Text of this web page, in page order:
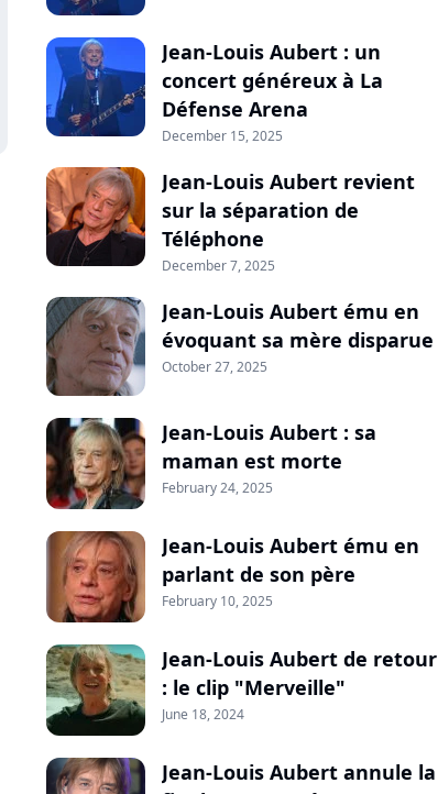
Jean-Louis Aubert : un
concert généreux à La
Défense Arena
December 15, 2025
Jean-Louis Aubert revient
sur la séparation de
Téléphone
December 7, 2025
Jean-Louis Aubert ému en
évoquant sa mère disparue
October 27, 2025
Jean-Louis Aubert : sa
maman est morte
February 24, 2025
Jean-Louis Aubert ému en
parlant de son père
February 10, 2025
Jean-Louis Aubert de retour
: le clip "Merveille"
June 18, 2024
Jean-Louis Aubert annule la